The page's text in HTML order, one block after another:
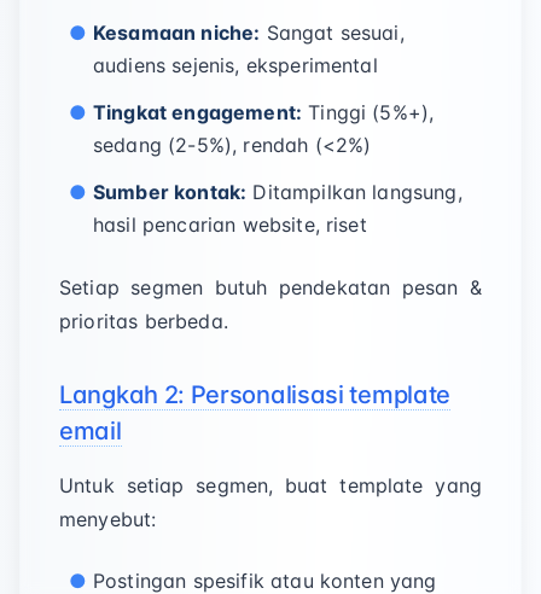
Kesamaan niche: Sangat sesuai,
audiens sejenis, eksperimental
Tingkat engagement: Tinggi (5%+),
sedang (2-5%), rendah (<2%)
Sumber kontak: Ditampilkan langsung,
hasil pencarian website, riset
Setiap segmen butuh pendekatan pesan &
prioritas berbeda.
Langkah 2: Personalisasi template
email
Untuk setiap segmen, buat template yang
menyebut:
Postingan spesifik atau konten yang